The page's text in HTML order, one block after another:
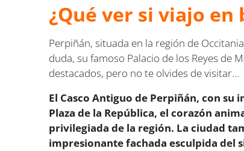
¿Qué ver si viajo
Perpiñán, situada en la región de
duda, su famoso Palacio de los Reyes de
destacados, pero no te olvides de visitar…
El Casco Antiguo de Perpiñán, con
Plaza de la República, el corazón
privilegiada de la región. La ciudad
impresionante fachada esculpida del